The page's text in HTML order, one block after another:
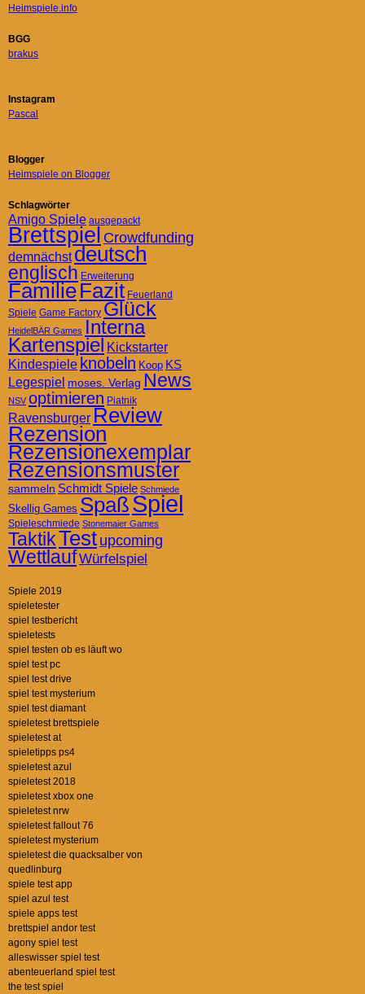
Heimspiele.info
BGG
brakus
Instagram
Pascal
Blogger
Heimspiele on Blogger
Schlagwörter
Amigo Spiele ausgepackt
Brettspiel Crowdfunding
demnächst deutsch
englisch Erweiterung
FamilieFazit Feuerland
Spiele Game Factory Glück
HeidelBÄR Games Interna
Kartenspiel Kickstarter
Kindespiele knobeln Koop KS
Legespiel moses. Verlag News
NSV optimieren Piatnik
RavensburgerReview
Rezension
Rezensionexemplar
Rezensionsmuster
sammeln Schmidt Spiele Schmiede
Skellig Games SpaßSpiel
Spieleschmiede Stonemaier Games
TaktikTest upcoming
WettlaufWürfelspiel
Spiele 2019
spieletester
spiel testbericht
spieletests
spiel testen ob es läuft wo
spiel test pc
spiel test drive
spiel test mysterium
spiel test diamant
spieletest brettspiele
spieletest at
spieletipps ps4
spieletest azul
spieletest 2018
spieletest xbox one
spieletest nrw
spieletest fallout 76
spieletest mysterium
spieletest die quacksalber von
quedlinburg
spiele test app
spiel azul test
spiele apps test
brettspiel andor test
agony spiel test
alleswisser spiel test
abenteuerland spiel test
the test spiel